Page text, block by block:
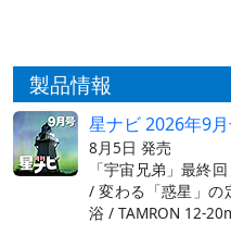
製品情報
星ナビ 2026年9
8月5日 発売
「宇宙兄弟」最終
/ 変わる「惑星」の
浴 / TAMRON 12-